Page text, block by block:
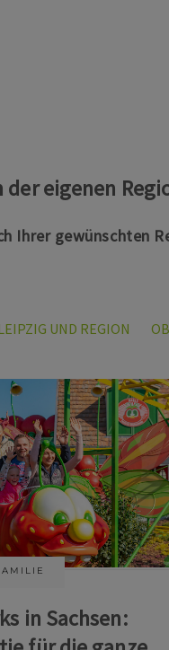
eigenen
Ihrer gewünschten
UND REGION
in Sachsen: